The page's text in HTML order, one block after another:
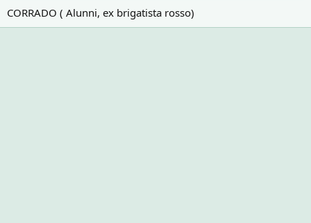
CORRADO ( Alunni, ex brigatista rosso)